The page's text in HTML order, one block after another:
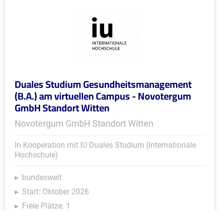
Duales Studium Gesundheitsmanagement
(B.A.) am virtuellen Campus - Novotergum
GmbH Standort Witten
Novotergum GmbH Standort Witten
In Kooperation mit IU Duales Studium (Internationale
Hochschule)
bundesweit
Start: Oktober 2026
Freie Plätze: 1